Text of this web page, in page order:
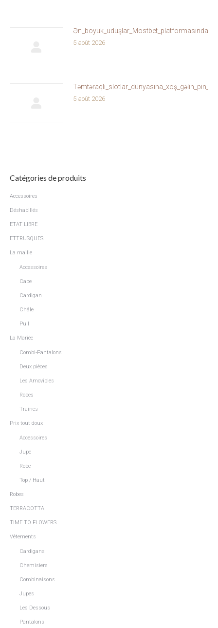
5 août 2026
5 août 2026
Catégories de produits
Accessoires
Déshabillés
ETAT LIBRE
ETTRUSQUES
La maille
Accessoires
Cape
Cardigan
Châle
Pull
La Mariée
Combi-Pantalons
Deux pièces
Les Amovibles
Robes
Traînes
Prix tout doux
Accessoires
Jupe
Robe
Top / Haut
Robes
TERRACOTTA
TIME TO FLOWERS
Vêtements
Cardigans
Chemisiers
Combinaisons
Jupes
Les Dessous
Pantalons